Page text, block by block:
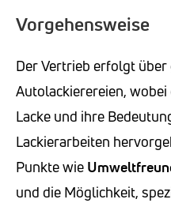
Vorgehensweise
Der Vertrieb erfolgt über
Autolackierereien,
Lacke und ihre
Lackierarbeiten
Punkte wie
und die Möglichkeit,